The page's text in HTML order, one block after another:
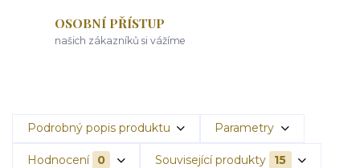
OSOBNÍ PŘÍSTUP
našich zákazníků si vážíme
Podrobný popis produktu Parametry
Hodnocení 0 Související produkty 15